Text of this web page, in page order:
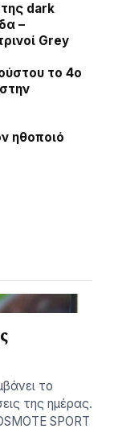
dark
–
Grey
το 4ο
ηθοποιό
το
της ημέρας.
SPORT